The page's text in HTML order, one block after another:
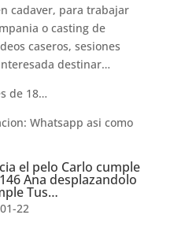
cadaver, para trabajar
o casting de
caseros, sesiones
destinar…
de 18…
Whatsapp asi­ como
el pelo Carlo cumple
Ana desplazandolo
Tus…
22